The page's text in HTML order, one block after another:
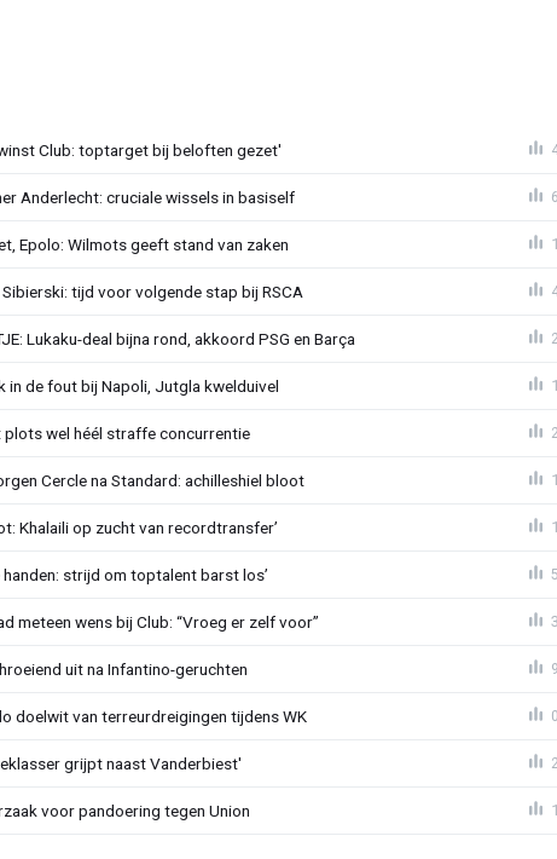
Club: toptarget bij beloften gezet'
Anderlecht: cruciale wissels in basiself
Epolo: Wilmots geeft stand van zaken
tijd voor volgende stap bij RSCA
Lukaku-deal bijna rond, akkoord PSG en Barça
in de fout bij Napoli, Jutgla kwelduivel
plots wel héél straffe concurrentie
Cercle na Standard: achilleshiel bloot
Khalaili op zucht van recordtransfer’
handen: strijd om toptalent barst los’
meteen wens bij Club: “Vroeg er zelf voor”
uit na Infantino-geruchten
doelwit van terreurdreigingen tijdens WK 0
grijpt naast Vanderbiest'
voor pandoering tegen Union